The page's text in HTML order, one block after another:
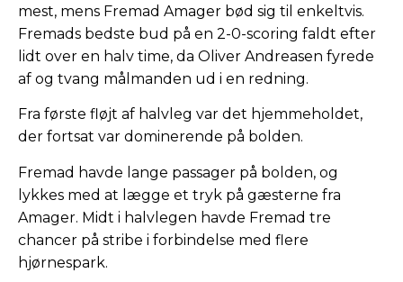
mest, mens Fremad Amager bød sig til enkeltvis.
Fremads bedste bud på en 2-0-scoring faldt efter
lidt over en halv time, da Oliver Andreasen fyrede
af og tvang målmanden ud i en redning.
Fra første fløjt af halvleg var det hjemmeholdet,
der fortsat var dominerende på bolden.
Fremad havde lange passager på bolden, og
lykkes med at lægge et tryk på gæsterne fra
Amager. Midt i halvlegen havde Fremad tre
chancer på stribe i forbindelse med flere
hjørnespark.